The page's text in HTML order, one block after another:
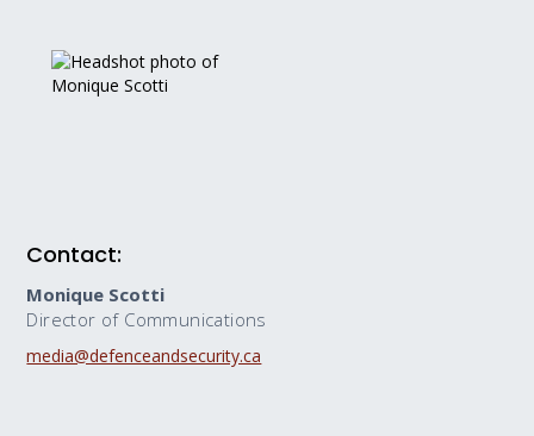
Contact:
Monique Scotti
Director of Communications
media@defenceandsecurity.ca